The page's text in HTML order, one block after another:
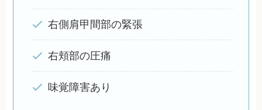
右側肩甲間部の緊張
右頬部の圧痛
味覚障害あり